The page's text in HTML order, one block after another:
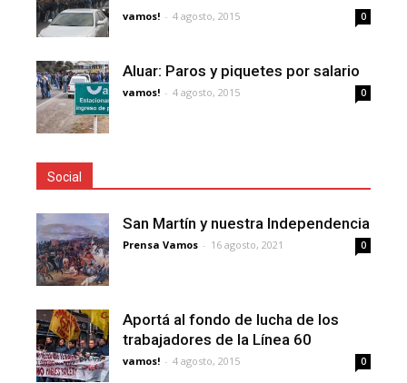
vamos! - 4 agosto, 2015 0
Aluar: Paros y piquetes por salario
vamos! - 4 agosto, 2015 0
Social
San Martín y nuestra Independencia
Prensa Vamos - 16 agosto, 2021 0
Aportá al fondo de lucha de los
trabajadores de la Línea 60
vamos! - 4 agosto, 2015 0